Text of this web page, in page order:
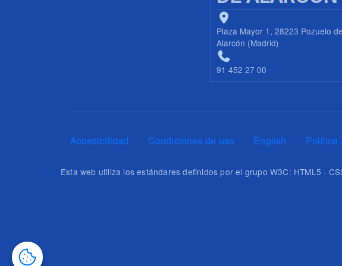
Plaza Mayor 1, 28223 Pozuelo de
Alarcón (Madrid)
91 452 27 00
Pie de página
Accesibilidad Condiciones de uso English Política
Esta web utiliza los estándares definidos por el grupo W3C: HTML5 ·